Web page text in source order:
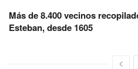
Más de 8.400 vecinos
Esteban, desde 1605